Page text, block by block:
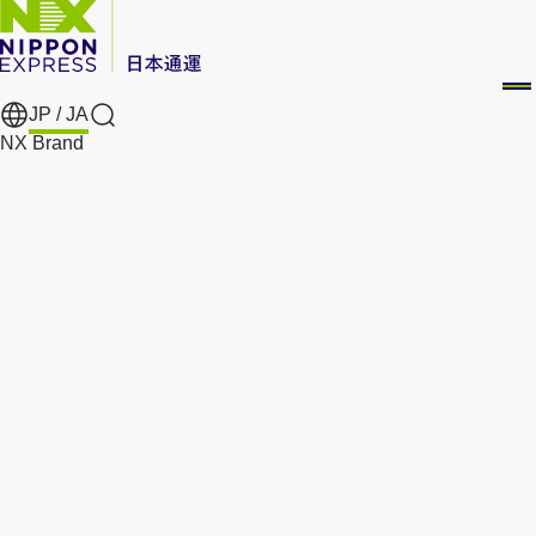
JP /JA
Search
NX Brand